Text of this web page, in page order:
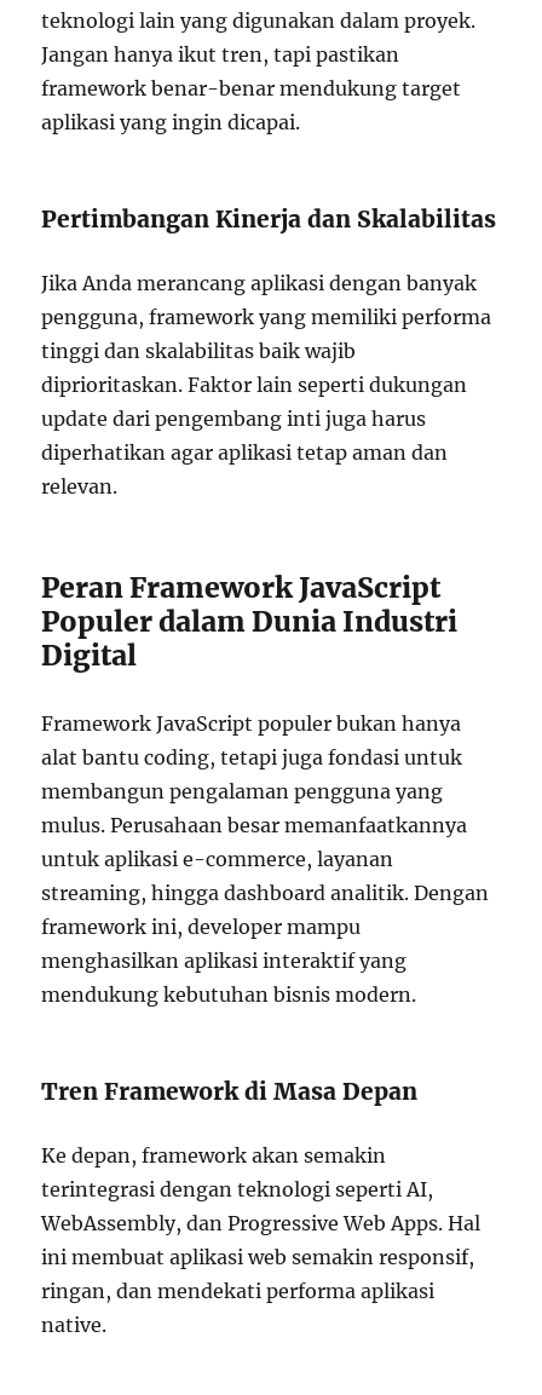
teknologi lain yang digunakan dalam proyek.
Jangan hanya ikut tren, tapi pastikan
framework benar-benar mendukung target
aplikasi yang ingin dicapai.
Pertimbangan Kinerja dan Skalabilitas
Jika Anda merancang aplikasi dengan banyak
pengguna, framework yang memiliki performa
tinggi dan skalabilitas baik wajib
diprioritaskan. Faktor lain seperti dukungan
update dari pengembang inti juga harus
diperhatikan agar aplikasi tetap aman dan
relevan.
Peran Framework JavaScript
Populer dalam Dunia Industri
Digital
Framework JavaScript populer bukan hanya
alat bantu coding, tetapi juga fondasi untuk
membangun pengalaman pengguna yang
mulus. Perusahaan besar memanfaatkannya
untuk aplikasi e-commerce, layanan
streaming, hingga dashboard analitik. Dengan
framework ini, developer mampu
menghasilkan aplikasi interaktif yang
mendukung kebutuhan bisnis modern.
Tren Framework di Masa Depan
Ke depan, framework akan semakin
terintegrasi dengan teknologi seperti AI,
WebAssembly, dan Progressive Web Apps. Hal
ini membuat aplikasi web semakin responsif,
ringan, dan mendekati performa aplikasi
native.